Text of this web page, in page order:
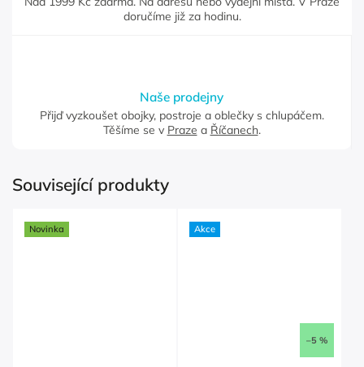
doručíme již za hodinu.
Naše prodejny
Přijď vyzkoušet obojky, postroje a oblečky s chlupáčem.
Těšíme se v Praze a Říčanech.
Související produkty
Novinka Akce
–5 %